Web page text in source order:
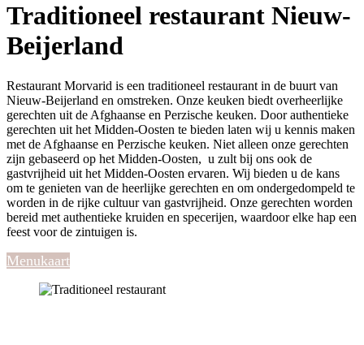
Traditioneel restaurant Nieuw-
Beijerland
Restaurant Morvarid is een traditioneel restaurant in de buurt van
Nieuw-Beijerland en omstreken. Onze keuken biedt overheerlijke
gerechten uit de Afghaanse en Perzische keuken. Door authentieke
gerechten uit het Midden-Oosten te bieden laten wij u kennis maken
met de Afghaanse en Perzische keuken. Niet alleen onze gerechten
zijn gebaseerd op het Midden-Oosten, u zult bij ons ook de
gastvrijheid uit het Midden-Oosten ervaren. Wij bieden u de kans
om te genieten van de heerlijke gerechten en om ondergedompeld te
worden in de rijke cultuur van gastvrijheid. Onze gerechten worden
bereid met authentieke kruiden en specerijen, waardoor elke hap een
feest voor de zintuigen is.
Menukaart